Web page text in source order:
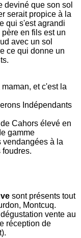
deviné que son sol
serait propice à la
qui s'est agrandi
en fils est un
avec un sol
ce qui donne un
et c'est la
Indépendants
Cahors élevé en
gamme
vendangées à la
foudres.
sont présents tout
Montcuq.
vente au
réception de